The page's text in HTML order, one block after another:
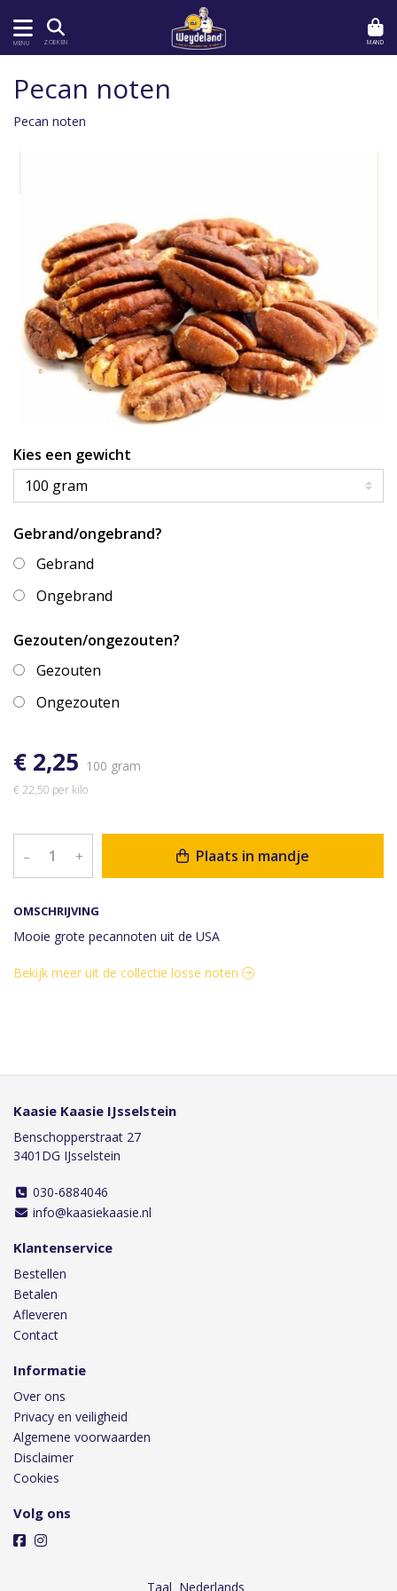
MENU ZOEKEN MAND
OMSCHRIJVING
Mooie grote pecannoten uit de USA
Pecan noten
Pecan noten
Kies een gewicht
Gebrand/ongebrand?
Gebrand
Ongebrand
Gezouten/ongezouten?
Gezouten
Ongezouten
€ 2,25 100 gram
€ 22,50 per kilo
– + Plaats in mandje
Bekijk meer uit de collectie losse noten
Kaasie Kaasie IJsselstein
Benschopperstraat 27
3401DG IJsselstein
030-6884046
info@kaasiekaasie.nl
Klantenservice
Bestellen
Betalen
Afleveren
Contact
Informatie
Over ons
Privacy en veiligheid
Algemene voorwaarden
Disclaimer
Cookies
Volg ons
Taal